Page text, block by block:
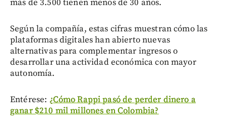
más de 3.500 tienen menos de 30 años.
Según la compañía, estas cifras muestran cómo las
plataformas digitales han abierto nuevas
alternativas para complementar ingresos o
desarrollar una actividad económica con mayor
autonomía.
Entérese: ¿Cómo Rappi pasó de perder dinero a
ganar $210 mil millones en Colombia?